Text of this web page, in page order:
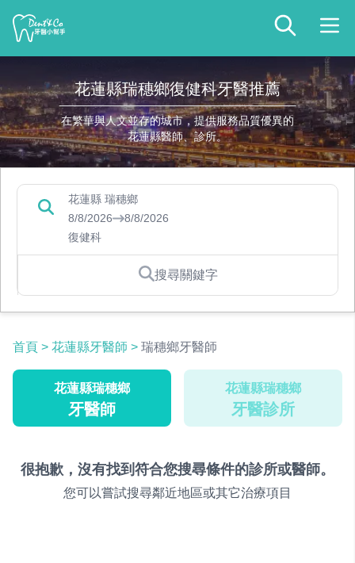
花蓮縣瑞穗鄉復健科牙醫推薦
在繁華與人文並存的城市，提供服務品質優異的
花蓮縣醫師、診所。
花蓮縣 瑞穗鄉
8/8/2026
8/8/2026
復健科
搜尋關鍵字
首頁 > 花蓮縣牙醫師 > 瑞穗鄉牙醫師
花蓮縣瑞穗鄉
牙醫師
花蓮縣瑞穗鄉
牙醫診所
很抱歉，沒有找到符合您搜尋條件的診所或醫師。
您可以嘗試搜尋鄰近地區或其它治療項目